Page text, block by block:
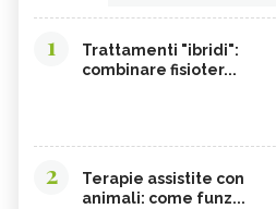
1
Trattamenti "ibridi":
combinare fisioter...
2
Terapie assistite con
animali: come funz...